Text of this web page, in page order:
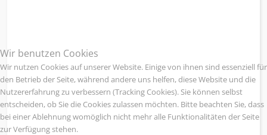
Wir benutzen Cookies
Wir nutzen Cookies auf unserer Website. Einige von ihnen sind essenziell für
den Betrieb der Seite, während andere uns helfen, diese Website und die
Nutzererfahrung zu verbessern (Tracking Cookies). Sie können selbst
entscheiden, ob Sie die Cookies zulassen möchten. Bitte beachten Sie, dass
bei einer Ablehnung womöglich nicht mehr alle Funktionalitäten der Seite
zur Verfügung stehen.